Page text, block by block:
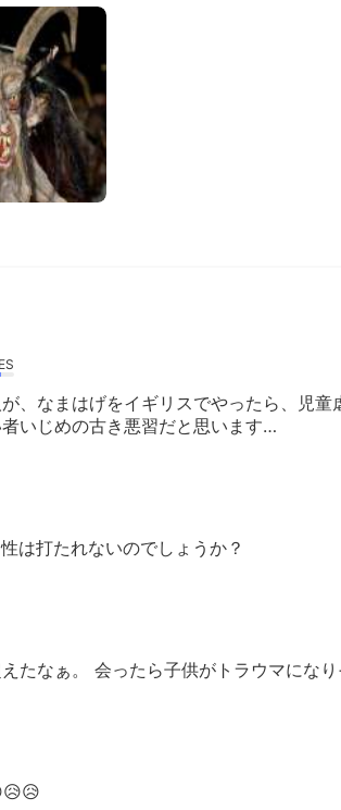
ES
、なまはげをイギリスでやったら、児
いじめの古き悪習だと思います…
は打たれないのでしょうか？
たなぁ。 会ったら子供がトラウマになり